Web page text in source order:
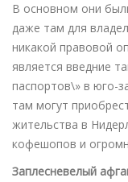
В основном они
даже там для
никакой правовой
является введние
паспортов\» в юго-
там могут
жительства в
кофешопов и
Заплесневелый